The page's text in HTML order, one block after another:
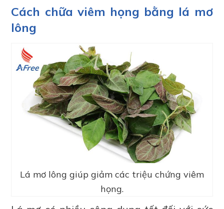
Cách chữa viêm họng bằng lá mơ
lông
Lá mơ lông giúp giảm các triệu chứng viêm
họng.